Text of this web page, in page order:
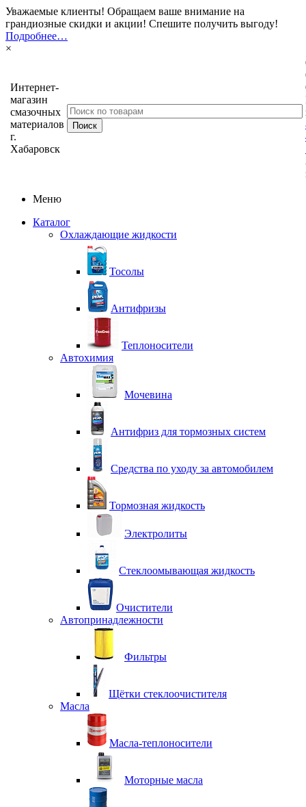
Уважаемые клиенты! Обращаем ваше внимание на
грандиозные скидки и акции! Спешите получить выгоду!
Подробнее…
×
Интернет-
магазин
смазочных
материалов
г.
Хабаровск
Меню
Каталог
Охлаждающие жидкости
Тосолы
Антифризы
Теплоносители
Автохимия
Мочевина
Антифриз для тормозных систем
Средства по уходу за автомобилем
Тормозная жидкость
Электролиты
Стеклоомывающая жидкость
Очистители
Автопринадлежности
Фильтры
Щётки стеклоочистителя
Масла
Масла-теплоносители
Моторные масла